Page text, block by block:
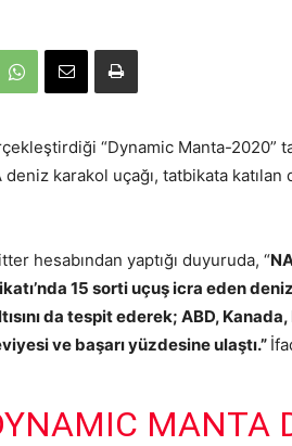
“Dynamic Manta-2020”
karakol uçağı, tatbikata katılan
hesabından yaptığı duyuruda, “
15 sorti uçuş icra eden
da tespit ederek; ABD,
ve başarı yüzdesine ulaştı.”
MANTA